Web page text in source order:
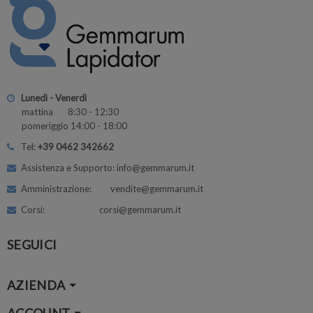
Lunedì - Venerdì
mattina 8:30 - 12:30
pomeriggio 14:00 - 18:00
Tel:+39 0462 342662
Assistenza e Supporto: info@gemmarum.it
Amministrazione: vendite@gemmarum.it
Corsi: corsi@gemmarum.it
SEGUICI
AZIENDA